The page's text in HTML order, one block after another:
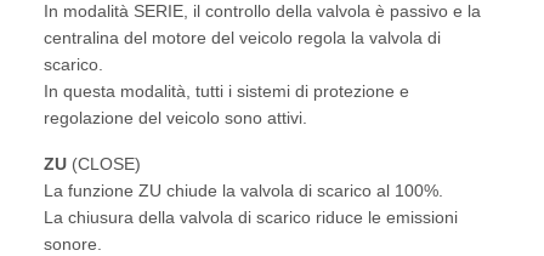
In modalità SERIE, il controllo della valvola è passivo e la
centralina del motore del veicolo regola la valvola di
scarico.
In questa modalità, tutti i sistemi di protezione e
regolazione del veicolo sono attivi.
ZU (CLOSE)
La funzione ZU chiude la valvola di scarico al 100%.
La chiusura della valvola di scarico riduce le emissioni
sonore.